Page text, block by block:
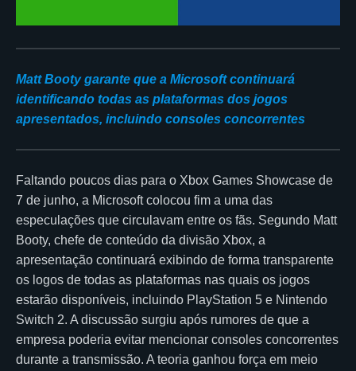
Matt Booty garante que a Microsoft continuará
identificando todas as plataformas dos jogos
apresentados, incluindo consoles concorrentes
Faltando poucos dias para o Xbox Games Showcase de
7 de junho, a Microsoft colocou fim a uma das
especulações que circulavam entre os fãs. Segundo Matt
Booty, chefe de conteúdo da divisão Xbox, a
apresentação continuará exibindo de forma transparente
os logos de todas as plataformas nas quais os jogos
estarão disponíveis, incluindo PlayStation 5 e Nintendo
Switch 2. A discussão surgiu após rumores de que a
empresa poderia evitar mencionar consoles concorrentes
durante a transmissão. A teoria ganhou força em meio